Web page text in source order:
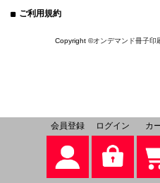
会員登録 ログイン カ
ご利用規約
Copyright ©オンデマンド冊子印